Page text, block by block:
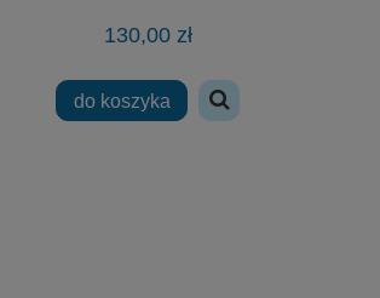
130,00 zł
do koszyka